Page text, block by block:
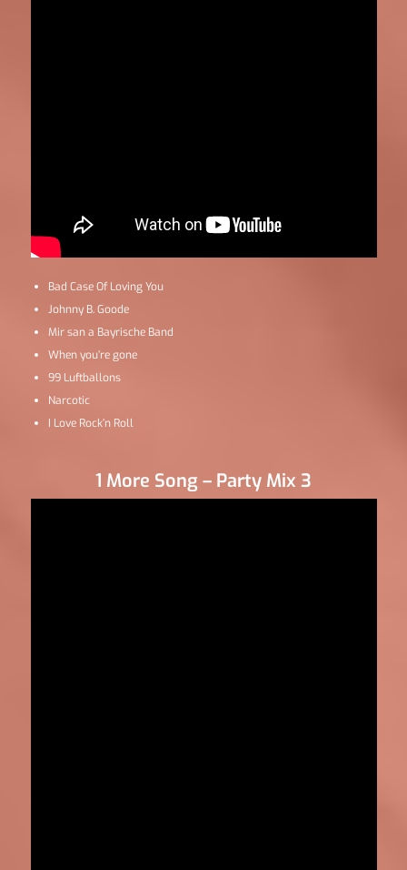
Bad Case Of Loving You
Johnny B. Goode
Mir san a Bayrische Band
When you’re gone
99 Luftballons
Narcotic
I Love Rock’n Roll
1 More Song – Party Mix 3